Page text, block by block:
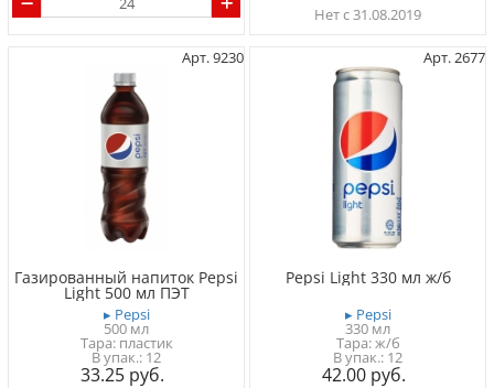
Нет с 31.08.2019
Арт. 9230
Газированный напиток Pepsi
Light 500 мл ПЭТ
▸ Pepsi
500 мл
Тара: пластик
12
33.25
Арт. 2677
Pepsi Light 330 мл ж/б
▸ Pepsi
330 мл
Тара: ж/б
12
42.00